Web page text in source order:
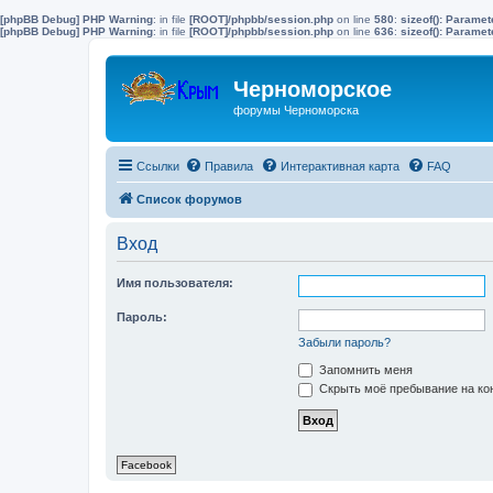
[phpBB Debug] PHP Warning: in file [ROOT]/phpbb/session.php on line 580: sizeof():
[phpBB Debug] PHP Warning: in file [ROOT]/phpbb/session.php on line 636: sizeof():
Черноморское
форумы Черноморска
Ссылки Правила Интерактивная карта FAQ
Список форумов
Вход
Имя пользователя:
Пароль:
Забыли пароль?
Запомнить меня
Скрыть моё пребывание на
Facebook